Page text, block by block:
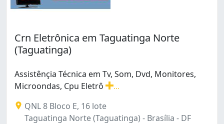
Crn Eletrônica em Taguatinga Norte
(Taguatinga)
Assistênçia Técnica em Tv, Som, Dvd, Monitores,
Microondas, Cpu Eletrô
QNL 8 Bloco E, 16 lote
Taguatinga Norte (Taguatinga) - Brasília - DF